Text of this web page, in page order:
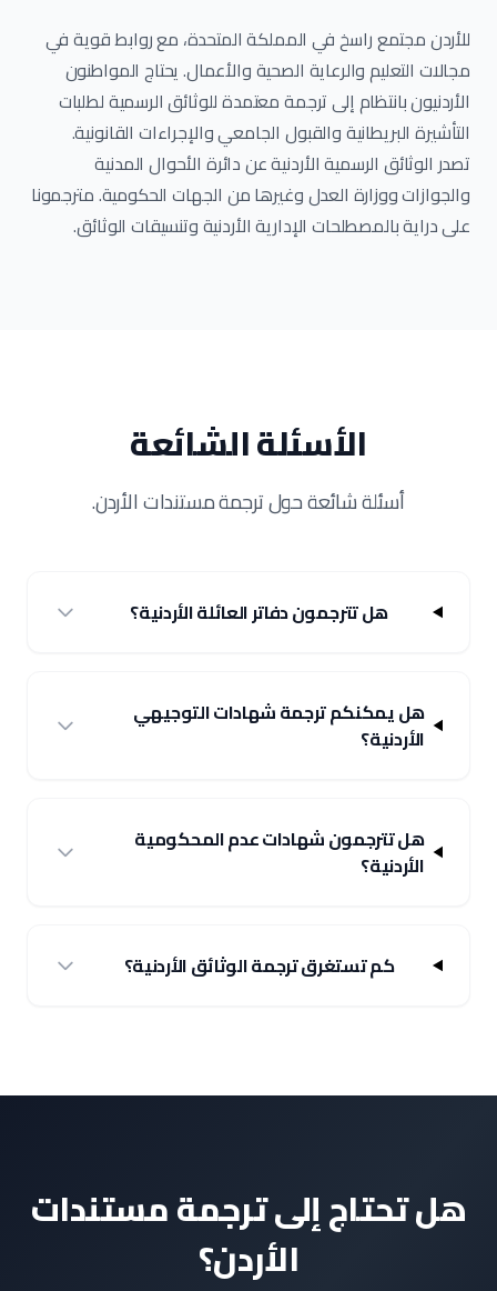
للأردن مجتمع راسخ في المملكة المتحدة، مع روابط قوية في
مجالات التعليم والرعاية الصحية والأعمال. يحتاج المواطنون
الأردنيون بانتظام إلى ترجمة معتمدة للوثائق الرسمية لطلبات
التأشيرة البريطانية والقبول الجامعي والإجراءات القانونية.
تصدر الوثائق الرسمية الأردنية عن دائرة الأحوال المدنية
والجوازات ووزارة العدل وغيرها من الجهات الحكومية. مترجمونا
على دراية بالمصطلحات الإدارية الأردنية وتنسيقات الوثائق.
الأسئلة الشائعة
أسئلة شائعة حول ترجمة مستندات الأردن.
هل تترجمون دفاتر العائلة الأردنية؟
هل يمكنكم ترجمة شهادات التوجيهي
الأردنية؟
هل تترجمون شهادات عدم المحكومية
الأردنية؟
كم تستغرق ترجمة الوثائق الأردنية؟
هل تحتاج إلى ترجمة مستندات
الأردن؟